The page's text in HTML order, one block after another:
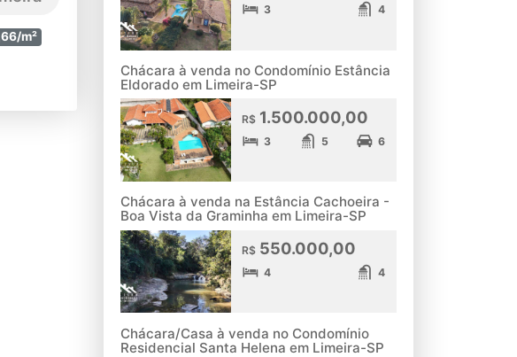
m²
3 4
Chácara à venda no Condomínio Estância
Eldorado em Limeira-SP
R$1.500.000,00
3 5 6
Chácara à venda na Estância Cachoeira -
Boa Vista da Graminha em Limeira-SP
R$550.000,00
4 4
Chácara/Casa à venda no Condomínio
Residencial Santa Helena em Limeira-SP